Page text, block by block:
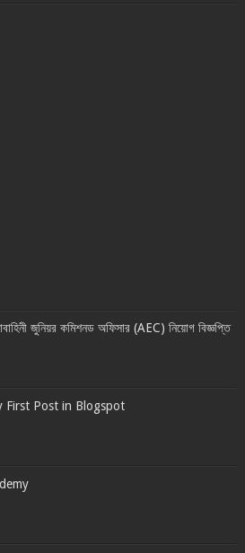
জুনিয়র কমিশনড অফিসার (AEC) নিয়োগ বিজ্ঞপ্তি
First Post in Blogspot